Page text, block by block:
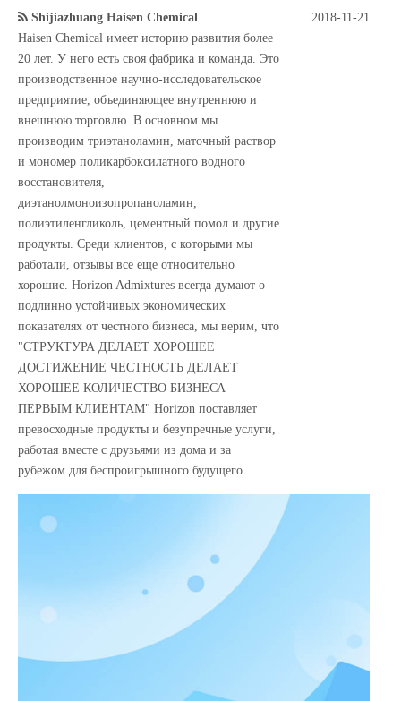
Shijiazhuang Haisen Chemical участвует в химической выставке в городе Хошимин, Вьетнам.
Haisen Chemical имеет историю развития более
20 лет. У него есть своя фабрика и команда. Это
производственное научно-исследовательское
предприятие, объединяющее внутреннюю и
внешнюю торговлю. В основном мы
производим триэтаноламин, маточный раствор
и мономер поликарбоксилатного водного
восстановителя,
диэтанолмоноизопропаноламин,
полиэтиленгликоль, цементный помол и другие
продукты. Среди клиентов, с которыми мы
работали, отзывы все еще относительно
хорошие. Horizon Admixtures всегда думают о
подлинно устойчивых экономических
показателях от честного бизнеса, мы верим, что
"СТРУКТУРА ДЕЛАЕТ ХОРОШЕЕ
ДОСТИЖЕНИЕ ЧЕСТНОСТЬ ДЕЛАЕТ
ХОРОШЕЕ КОЛИЧЕСТВО БИЗНЕСА
ПЕРВЫМ КЛИЕНТАМ" Horizon поставляет
превосходные продукты и безупречные услуги,
работая вместе с друзьями из дома и за
рубежом для беспроигрышного будущего.
2018-11-21